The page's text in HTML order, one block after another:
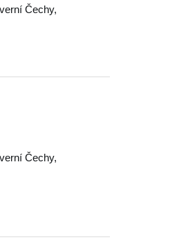
Čechy,
Čechy,